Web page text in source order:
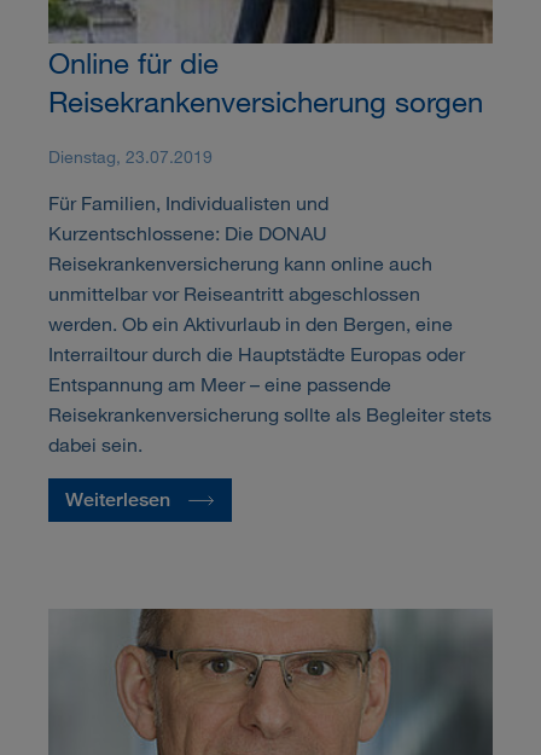
Online für die
Reisekrankenversicherung sorgen
Dienstag, 23.07.2019
Für Familien, Individualisten und
Kurzentschlossene: Die DONAU
Reisekrankenversicherung kann online auch
unmittelbar vor Reiseantritt abgeschlossen
werden. Ob ein Aktivurlaub in den Bergen, eine
Interrailtour durch die Hauptstädte Europas oder
Entspannung am Meer – eine passende
Reisekrankenversicherung sollte als Begleiter stets
dabei sein.
Weiterlesen